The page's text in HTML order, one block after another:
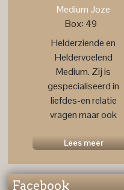
Medium Joze
Box: 49
Helderziende en
Heldervoelend
Medium. Zij is
gespecialiseerd in
liefdes-en relatie
vragen maar ook
toekomstprognose
Lees meer
Facebook